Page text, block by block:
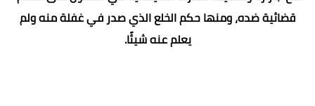
قضائية ضده، ومنها حكم الخلع الذي صدر في غفلة منه ولم
يعلم عنه شيئًا.